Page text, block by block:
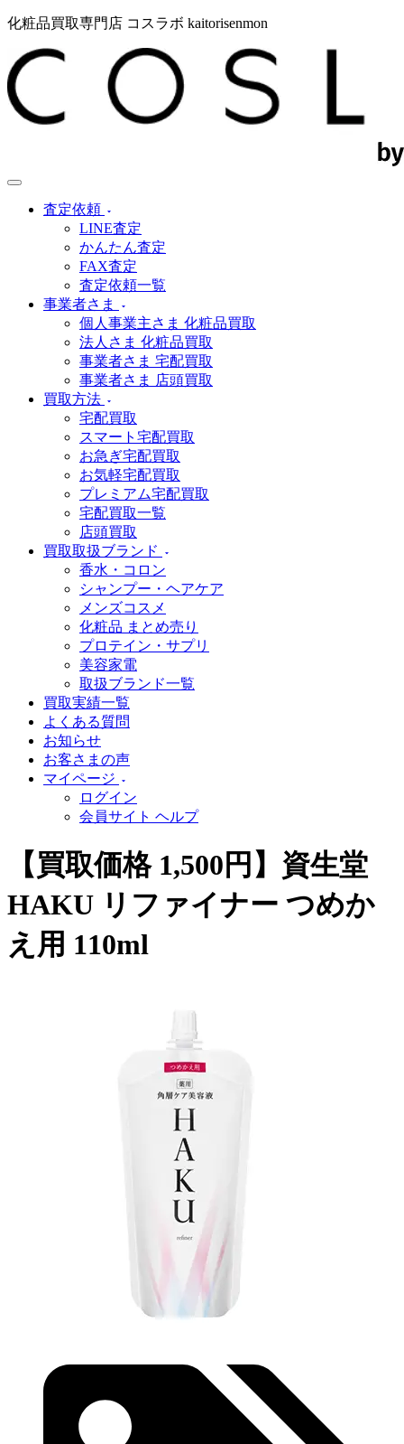
化粧品買取専門店 コスラボ kaitorisenmon
査定依頼
LINE査定
かんたん査定
FAX査定
査定依頼一覧
事業者さま
個人事業主さま 化粧品買取
法人さま 化粧品買取
事業者さま 宅配買取
事業者さま 店頭買取
買取方法
宅配買取
スマート宅配買取
お急ぎ宅配買取
お気軽宅配買取
プレミアム宅配買取
宅配買取一覧
店頭買取
買取取扱ブランド
香水・コロン
シャンプー・ヘアケア
メンズコスメ
化粧品 まとめ売り
プロテイン・サプリ
美容家電
取扱ブランド一覧
買取実績一覧
よくある質問
お知らせ
お客さまの声
マイページ
ログイン
会員サイト ヘルプ
【買取価格 1,500円】資生堂
HAKU リファイナー つめか
え用 110ml